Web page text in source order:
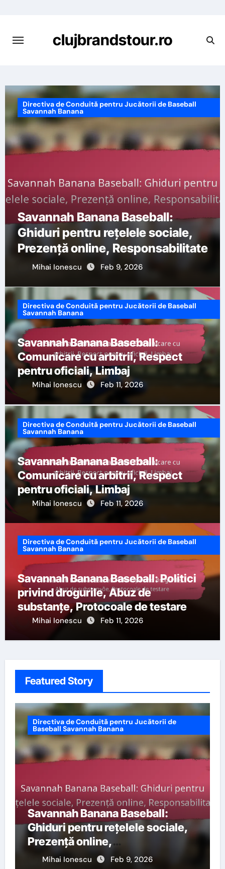
content
clujbrandstour.ro
Directiva de Conduită pentru Jucătorii de Baseball
Savannah Banana
Savannah Banana Baseball:
Ghiduri pentru rețelele sociale,
Prezență online, Responsabilitate
Mihai Ionescu Feb 9, 2026
Directiva de Conduită pentru Jucătorii de Baseball
Savannah Banana
Savannah Banana Baseball:
Comunicare cu arbitrii, Respect
pentru oficiali, Limbaj
Mihai Ionescu Feb 11, 2026
Directiva de Conduită pentru Jucătorii de Baseball
Savannah Banana
Savannah Banana Baseball:
Comunicare cu arbitrii, Respect
pentru oficiali, Limbaj
Mihai Ionescu Feb 11, 2026
Directiva de Conduită pentru Jucătorii de Baseball
Savannah Banana
Savannah Banana Baseball: Politici
privind drogurile, Abuz de
substanțe, Protocoale de testare
Mihai Ionescu Feb 11, 2026
Featured Story
Jucătorii de
Baseball:
sociale,
Directiva de Conduită pentru
Baseball Savannah Banana
Savannah Banana
Comunicare cu
pentru oficiali, Limbaj
Mihai Ionescu